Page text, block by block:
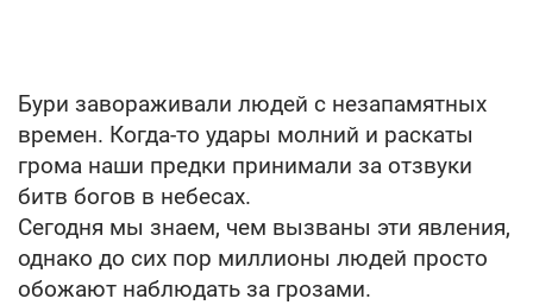
Бури завораживали людей с незапамятных
времен. Когда-то удары молний и раскаты
грома наши предки принимали за отзвуки
битв богов в небесах.
Сегодня мы знаем, чем вызваны эти явления,
однако до сих пор миллионы людей просто
обожают наблюдать за грозами.